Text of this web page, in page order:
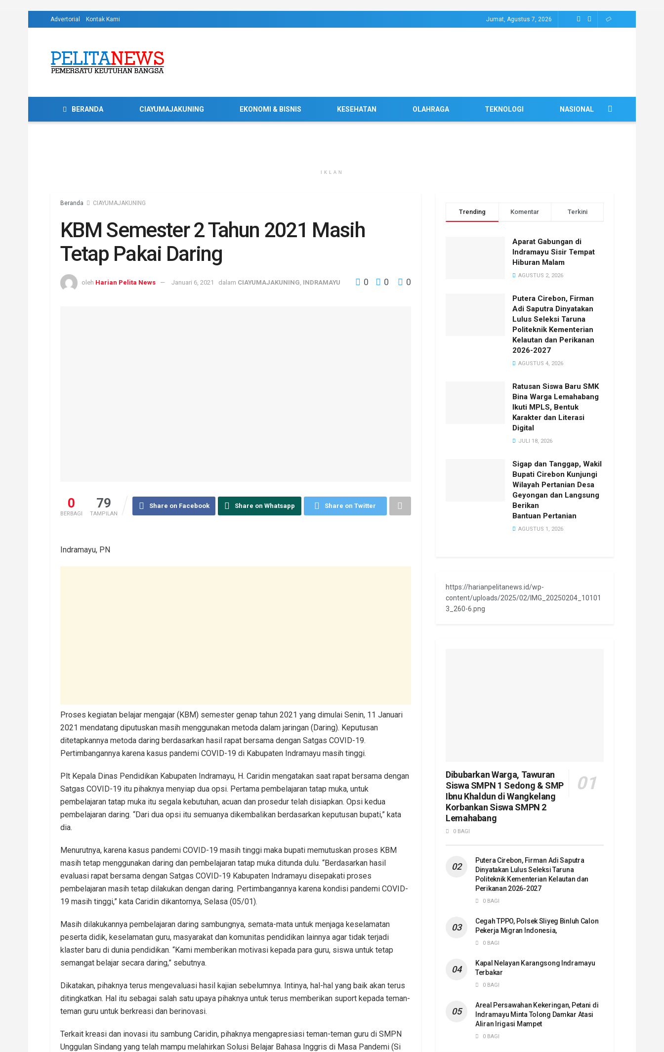
Advertorial Kontak Kami Jumat, Agustus 7, 2026
BERANDA CIAYUMAJAKUNING EKONOMI & BISNIS KESEHATAN OLAHRAGA TEKNOLOGI NASIONAL
IKLAN
Beranda CIAYUMAJAKUNING
KBM Semester 2 Tahun 2021 Masih
Tetap Pakai Daring
oleh Harian Pelita News Januari 6, 2021 dalam CIAYUMAJAKUNING INDRAMAYU 0 0 0
0
BERBAGI
79
TAMPILAN
Share on Facebook Share on Whatsapp Share on Twitter
Indramayu, PN
Proses kegiatan belajar mengajar (KBM) semester genap tahun 2021 yang dimulai Senin, 11 Januari
2021 mendatang diputuskan masih menggunakan metoda dalam jaringan (Daring). Keputusan
ditetapkannya metoda daring berdasarkan hasil rapat bersama dengan Satgas COVID-19.
Pertimbangannya karena kasus pandemi COVID-19 di Kabupaten Indramayu masih tinggi.
Plt Kepala Dinas Pendidikan Kabupaten Indramayu, H. Caridin mengatakan saat rapat bersama dengan
Satgas COVID-19 itu pihaknya menyiap dua opsi. Pertama pembelajaran tatap muka, untuk
pembelajaran tatap muka itu segala kebutuhan, acuan dan prosedur telah disiapkan. Opsi kedua
pembelajaran daring. “Dari dua opsi itu semuanya dikembalikan berdasarkan keputusan bupati,” kata
dia.
Menurutnya, karena kasus pandemi COVID-19 masih tinggi maka bupati memutuskan proses KBM
masih tetap menggunakan daring dan pembelajaran tatap muka ditunda dulu. “Berdasarkan hasil
evaluasi rapat bersama dengan Satgas COVID-19 Kabupaten Indramayu disepakati proses
pembelajaran masih tetap dilakukan dengan daring. Pertimbangannya karena kondisi pandemi COVID-
19 masih tinggi,” kata Caridin dikantornya, Selasa (05/01).
Masih dilakukannya pembelajaran daring sambungnya, semata-mata untuk menjaga keselamatan
peserta didik, keselamatan guru, masyarakat dan komunitas pendidikan lainnya agar tidak terjadi
klaster baru di dunia pendidikan. “Kami memberikan motivasi kepada para guru, siswa untuk tetap
semangat belajar secara daring,” sebutnya.
Dikatakan, pihaknya terus mengevaluasi hasil kajian sebelumnya. Intinya, hal-hal yang baik akan terus
ditingkatkan. Hal itu sebagai salah satu upaya pihaknya untuk terus memberikan suport kepada teman-
teman guru untuk berkreasi dan berinovasi.
Terkait kreasi dan inovasi itu sambung Caridin, pihaknya mengapresiasi teman-teman guru di SMPN
Unggulan Sindang yang telah mampu melahirkan Solusi Belajar Bahasa Inggris di Masa Pandemi (Si
Trending Komentar Terkini
Aparat Gabungan di
Indramayu Sisir Tempat
Hiburan Malam
AGUSTUS 2, 2026
Putera Cirebon, Firman
Adi Saputra Dinyatakan
Lulus Seleksi Taruna
Politeknik Kementerian
Kelautan dan Perikanan
2026-2027
AGUSTUS 4, 2026
Ratusan Siswa Baru SMK
Bina Warga Lemahabang
Ikuti MPLS, Bentuk
Karakter dan Literasi
Digital
JULI 18, 2026
Sigap dan Tanggap, Wakil
Bupati Cirebon Kunjungi
Wilayah Pertanian Desa
Geyongan dan Langsung
Berikan
Bantuan Pertanian
AGUSTUS 1, 2026
https://harianpelitanews.id/wp-
content/uploads/2025/02/IMG_20250204_10101
3_260-6.png
Dibubarkan Warga, Tawuran
Siswa SMPN 1 Sedong & SMP
Ibnu Khaldun di Wangkelang
Korbankan Siswa SMPN 2
Lemahabang
0 BAGI
Putera Cirebon, Firman Adi Saputra
Dinyatakan Lulus Seleksi Taruna
Politeknik Kementerian Kelautan dan
Perikanan 2026-2027
0 BAGI
Cegah TPPO, Polsek Sliyeg Binluh Calon
Pekerja Migran Indonesia,
0 BAGI
Kapal Nelayan Karangsong Indramayu
Terbakar
0 BAGI
Areal Persawahan Kekeringan, Petani di
Indramayu Minta Tolong Damkar Atasi
Aliran Irigasi Mampet
0 BAGI